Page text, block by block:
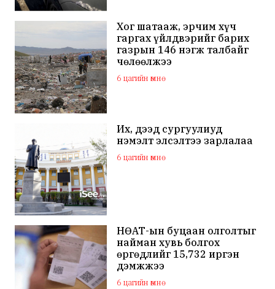
Хог шатааж, эрчим хүч
гаргах үйлдвэрийг барих
газрын 146 нэгж талбайг
чөлөөлжээ
6 цагийн өмнө
Их, дээд сургуулиуд
нэмэлт элсэлтээ зарлалаа
6 цагийн өмнө
НӨАТ-ын буцаан олголтыг
найман хувь болгох
өргөдлийг 15,732 иргэн
дэмжжээ
6 цагийн өмнө